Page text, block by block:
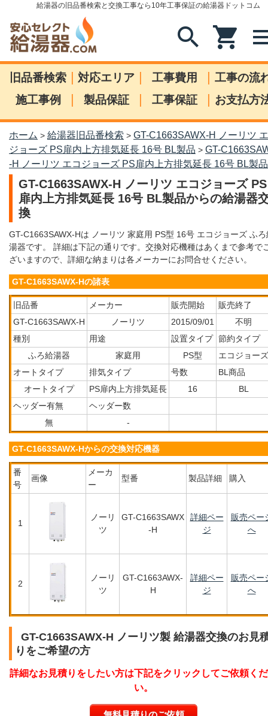
給湯器の旧品番検索と交換工事なら10年工事保証の給湯器ドットコム
search shopping_cart
旧品番検索 | 対応エリア | 工事費用 | 工事の流
施工事例
| 製品保証 | 工事保証 | お支払方
ホーム > 給湯器旧品番検索 > GT-C1663SAWX-H ノーリツ
ジョーズ PS扉内上方排気延長 16号 BL製品 > GT-
-H ノーリツ エコジョーズ PS扉内上方排気延長 16号 BL製品
GT-C1663SAWX-H ノーリツ エコジョーズ PS
扉内上方排気延長 16号 BL製品からの給湯器
換
GT-C1663SAWX-Hは ノーリツ 家庭用 PS型 16号 エコジョーズ ふろ
湯器です。 詳細は下記の通りです。交換対応機種はあくまで参考で
ざいますので、詳細な納まりは各メーカーにお問合せください。
GT-C1663SAWX-Hの諸表
旧品番 メーカー 販売開始
販売終了
GT-C1663SAWX-H
ノーリツ 2015/09/01
不明
種別
用途 設置タイプ 節約タイプ
ふろ給湯器
家庭用 PS型
エコジョーズ
オートタイプ
排気タイプ 号数
BL商品
オートタイプ
PS扉内上方排気延長 16
BL
ヘッダー有無
ヘッダー数
無
-
GT-C1663SAWX-Hからの交換対応機器
番
号
画像
メーカ
ー
型番 製品詳細 購入
1
ノーリ
ツ
GT-C1663SAWX
-H
詳細ペー
ジ
販売ペー
へ
2
ノーリ
ツ
GT-C1663AWX-
H
詳細ペー
ジ
販売ペー
へ
GT-C1663SAWX-H ノーリツ製 給湯器交換のお見
りをご希望の方
詳細なお見積りをしたい方は下記をクリックしてご依頼く
い。